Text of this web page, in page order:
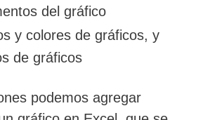
del gráfico
y colores de gráficos, y
de gráficos
podemos agregar